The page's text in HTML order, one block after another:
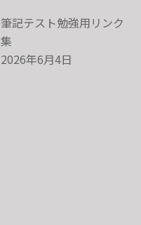
筆記テスト勉強用リンク
集
2026年6月4日